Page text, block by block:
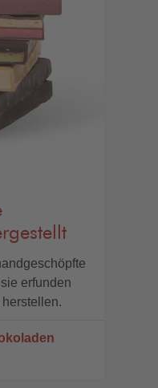
erfunden